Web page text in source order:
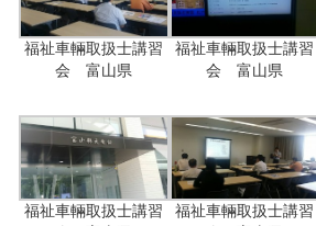
福祉車輛取扱士講習
会 富山県
福祉車輛取扱士講習
会 富山県
福祉車輛取扱士講習
福祉車輛取扱士講習